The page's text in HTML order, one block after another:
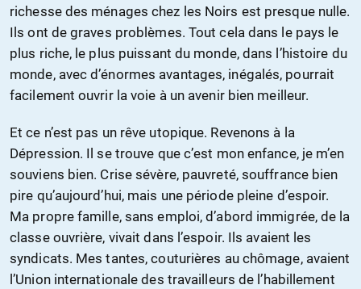
richesse des ménages chez les Noirs est presque nulle.
Ils ont de graves problèmes. Tout cela dans le pays le
plus riche, le plus puissant du monde, dans l’histoire du
monde, avec d’énormes avantages, inégalés, pourrait
facilement ouvrir la voie à un avenir bien meilleur.
Et ce n’est pas un rêve utopique. Revenons à la
Dépression. Il se trouve que c’est mon enfance, je m’en
souviens bien. Crise sévère, pauvreté, souffrance bien
pire qu’aujourd’hui, mais une période pleine d’espoir.
Ma propre famille, sans emploi, d’abord immigrée, de la
classe ouvrière, vivait dans l’espoir. Ils avaient les
syndicats. Mes tantes, couturières au chômage, avaient
l’Union internationale des travailleurs de l’habillement